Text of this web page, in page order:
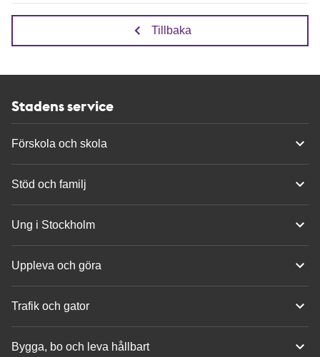
Tillbaka
Stadens service
Förskola och skola
Stöd och familj
Ung i Stockholm
Uppleva och göra
Trafik och gator
Bygga, bo och leva hållbart